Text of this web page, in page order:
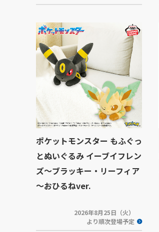
ポケットモンスター もふぐっ
とぬいぐるみ イーブイフレン
ズ～ブラッキー・リーフィア
～おひるねver.
2026年8月25日（火）
より順次登場予定